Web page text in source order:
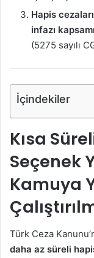
Hapis
infazı
(5275 sayılı
İçindekiler
Kısa
Seçenek
Kamuya
Türk Ceza
daha az süreli